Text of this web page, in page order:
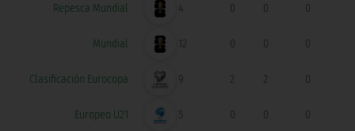
Repesca Mundial 4 0 0 0
Mundial 12 0 0 0
Clasificación Eurocopa 9 2 2 0
Europeo U21 5 0 0 0